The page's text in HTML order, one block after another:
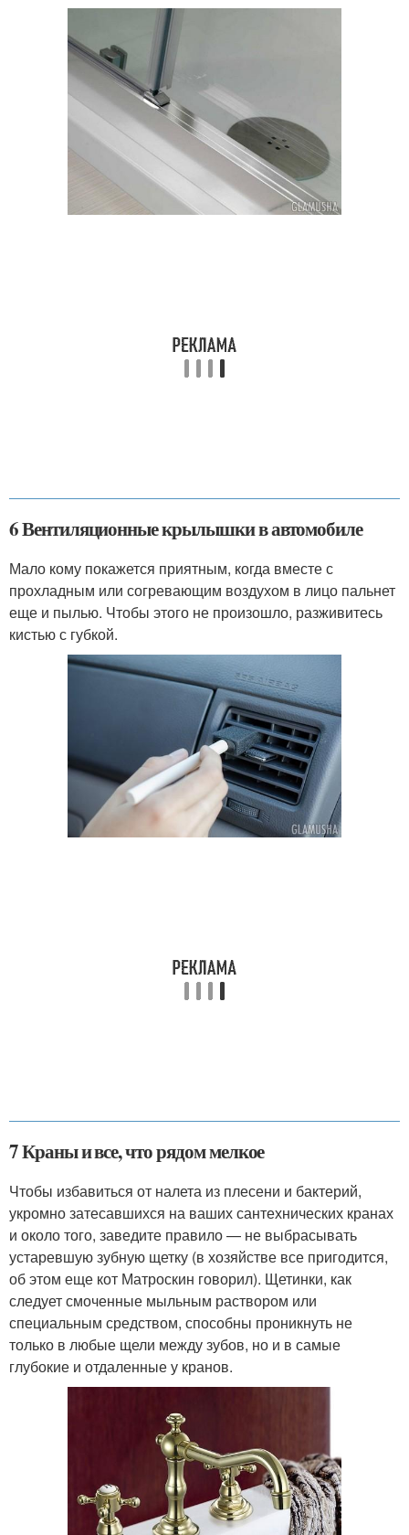
6 Вентиляционные крылышки в автомобиле
Мало кому покажется приятным, когда вместе с
прохладным или согревающим воздухом в лицо пальнет
еще и пылью. Чтобы этого не произошло, разживитесь
кистью с губкой.
7 Краны и все, что рядом мелкое
Чтобы избавиться от налета из плесени и бактерий,
укромно затесавшихся на ваших сантехнических кранах
и около того, заведите правило — не выбрасывать
устаревшую зубную щетку (в хозяйстве все пригодится,
об этом еще кот Матроскин говорил). Щетинки, как
следует смоченные мыльным раствором или
специальным средством, способны проникнуть не
только в любые щели между зубов, но и в самые
глубокие и отдаленные у кранов.